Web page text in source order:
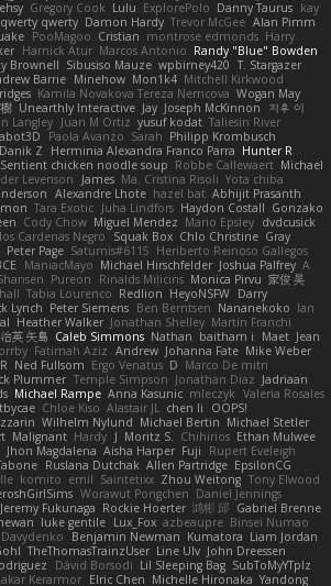
Gregory Cook Lulu ExplorePolo Danny Taurus kay
qwerty qwerty Damon Hardy Trevor McGee Alan Pimm
PooMagoo Cristian montrose edmonds Harry
Harnick Atur Marcos Antonio Randy "Blue" Bowden
Brownell Sibusiso Mauze wpbirney420 T. Stargazer
Barrie Minehow Mon1k4 Mitchell Kirkwood
Kamila Novakova Tereza Nemcova Wogan May
Unearthly Interactive Jay Joseph McKinnon
지후 이
Langley Juan M Ortiz yusuf kodat Taliesin River
Paola Avanzo Sarah Philipp Krombusch
Danik Z Herminia Alexandra Franco Parra Hunter R
Sentient chicken noodle soup Robbe Callewaert Michael
Levenson James Ma. Cristina Risoli Yota chiba
Alexandre Lhote hazel bat Abhijit Prasanth
Tara Exotic Juha Lindfors Haydon Costall Gonzako
Cody Chow Miguel Mendez Mario Epsley dvdcusick
Cardenas Negro Squak Box Chlo Christine Gray
Peter Page Saturnis#6115 Heriberto Reinoso Gallegos
ManiacMayo Michael Hirschfelder Joshua Palfrey A
Pureon Rinalds Miļicins Monica Pirvu 家俊 吴
Tabia Lourenco Redlion HeyoNSFW Darry
Lynch Peter Siemens Ben Berntsen Nananekoko Ian
Heather Walker Jonathan Shelley Martín Franchi
治英 矢島 Caleb Simmons Nathan baitham i Maet Jean
Fatimah Aziz Andrew Johanna Fate Mike Weber
Ned Fullsom Ergo Venatus D Marco De mitri
Plummer Temple Simpson Jonathan Diaz Jadriaan
Michael Rampe Anna Kasunic mleczyk Valeria Rosales
tbycae Chloe Kiso Alastair JL chen li
OOPS!
Wilhelm Nylund Michael Bertin Michael Stetler
Malignant Hardy J Moritz S. Chihirios Ethan Mulwee
Jhon Magdalena Aisha Harper Fuji
Rupert Eveleigh
Ruslana Dutchak Allen Partridge EpsilonCG
komito emil Saintetixx Zhou Weitong Tony Elwood
Worawut Pongchen Daniel Jennings
Jeremy Fukunaga Rockie Hoerter 鸿彬 邱 Gabriel Brenne
luke gentile Lux_Fox azbeaupre Binsei Numao
Benjamin Newman Kumatora Liam Jordan
TheThomasTrainzUser Line Ulv John Dreessen
Dávid Borsodi Lil Sleeping Bag SubToMyYTplz
Kerarmor Elric Chen Michelle Hironaka Yandong